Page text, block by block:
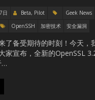
日 Beta, Pilot
Geek News
OpenSSH 加密技术 安全漏洞
了备受期待的时刻！今天，
家宣布，全新的OpenSSL
…